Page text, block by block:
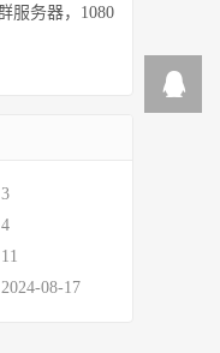
服务器，1080
3
4
11
2024-08-17